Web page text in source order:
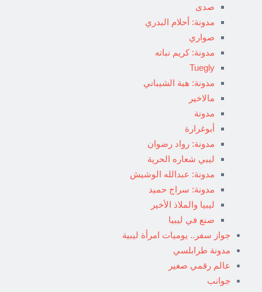
صدى
مدونة: أحلام البدري
صواري
مدونة: كريم نباته
Tuegly
مدونة: هبة الشيباني
مالاخير
مدونة
أبوغرارة
مدونة: رواد رضوان
ليبي شعاره الحرية
مدونة: عبدالله الوشيش
مدونة: سراج حميد
ليبيا والملاذ الأخير
صنع في ليبيا
جواز سفر.. يوميات امرأة ليبية
مدونة طرابلسي
عالم رقمي صغير
جوانب